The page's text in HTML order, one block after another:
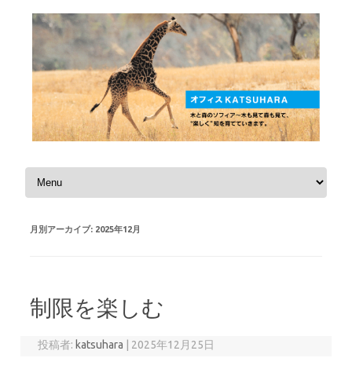
コンテンツへスキップ
月別アーカイブ: 2025年12月
制限を楽しむ
投稿者: katsuhara 2025年12月25日